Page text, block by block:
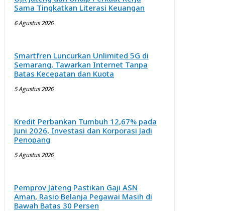
Sama Tingkatkan Literasi Keuangan
6 Agustus 2026
Smartfren Luncurkan Unlimited 5G di
Semarang, Tawarkan Internet Tanpa
Batas Kecepatan dan Kuota
5 Agustus 2026
Kredit Perbankan Tumbuh 12,67% pada
Juni 2026, Investasi dan Korporasi Jadi
Penopang
5 Agustus 2026
Pemprov Jateng Pastikan Gaji ASN
Aman, Rasio Belanja Pegawai Masih di
Bawah Batas 30 Persen